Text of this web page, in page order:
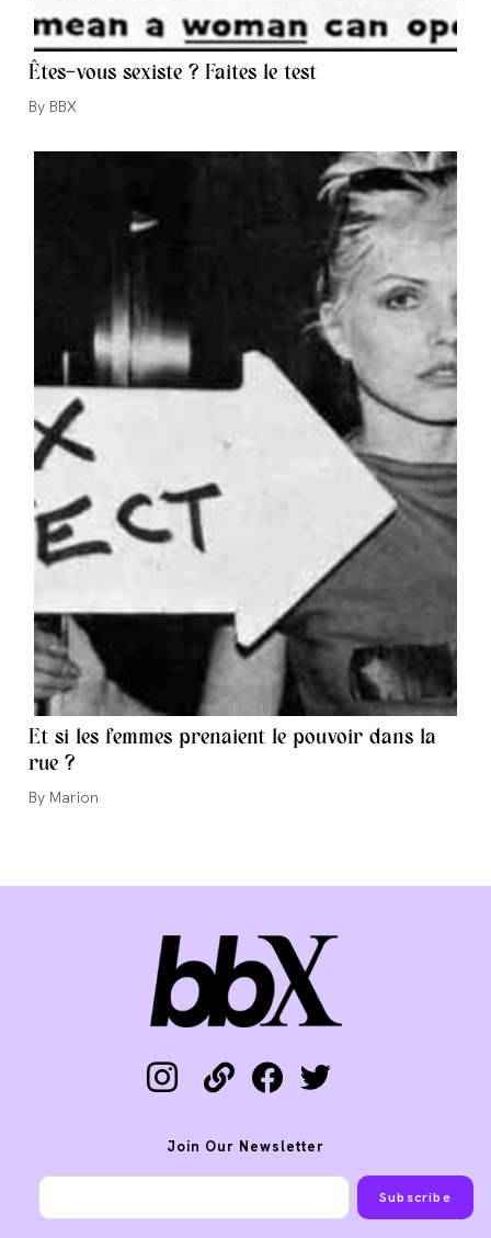
Êtes-vous sexiste ? Faites le test
Auteur/autrice
la
BBX
Et si les femmes prenaient le pouvoir dans la
rue ?
Auteur/autrice
Marion
instagram
link facebooktwitter
Join Our Newsletter